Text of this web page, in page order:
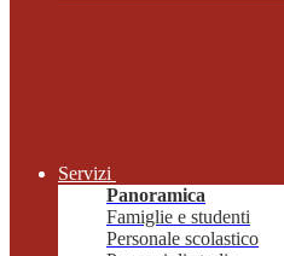
Servizi
Panoramica
Famiglie e studenti
Personale scolastico